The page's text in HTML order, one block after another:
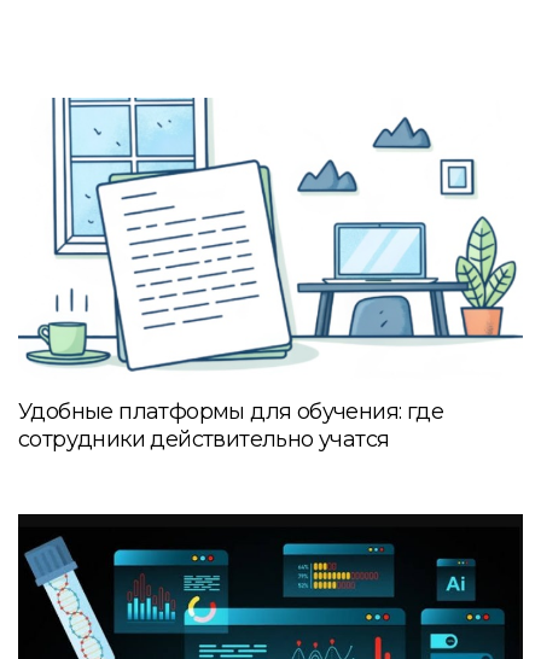
Удобные платформы для обучения: где
сотрудники действительно учатся